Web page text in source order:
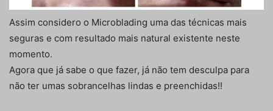
Assim considero o Microblading uma das técnicas mais
seguras e com resultado mais natural existente neste
momento.
Agora que já sabe o que fazer, já não tem desculpa para
não ter umas sobrancelhas lindas e preenchidas!!